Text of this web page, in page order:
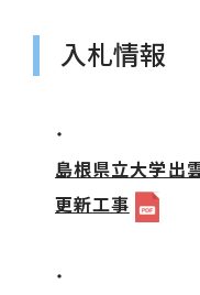
入札情報
・
島根県立大学出
更新工事
・